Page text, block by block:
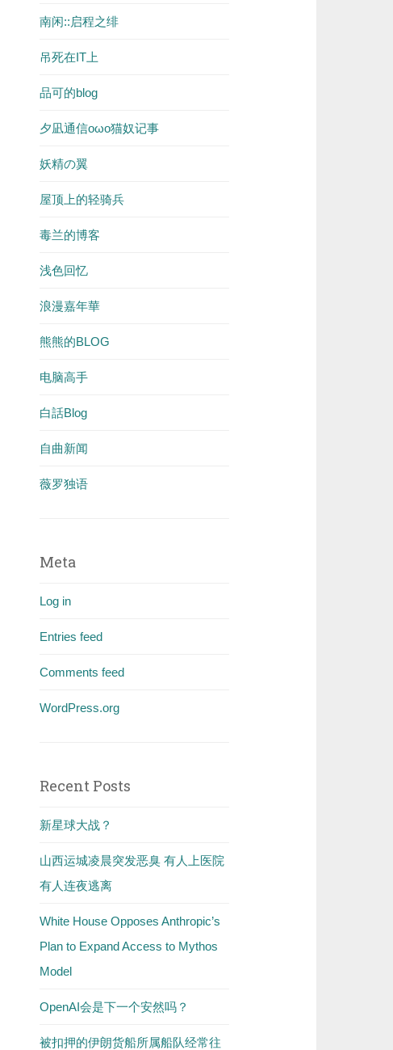
南闲::启程之绯
吊死在IT上
品可的blog
夕凪通信oωo猫奴记事
妖精の翼
屋顶上的轻骑兵
毒兰的博客
浅色回忆
浪漫嘉年華
熊熊的BLOG
电脑高手
白話Blog
自曲新闻
薇罗独语
Meta
Log in
Entries feed
Comments feed
WordPress.org
Recent Posts
新星球大战？
山西运城凌晨突发恶臭 有人上医院
有人连夜逃离
White House Opposes Anthropic’s
Plan to Expand Access to Mythos
Model
OpenAI会是下一个安然吗？
被扣押的伊朗货船所属船队经常往